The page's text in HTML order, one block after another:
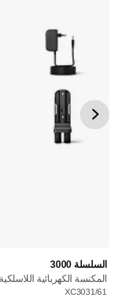
السلسلة 3000
المكنسة الكهربائية اللاسلكية
XC3031/61